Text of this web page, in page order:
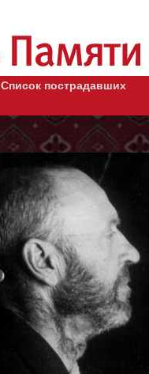
Список пострадавших